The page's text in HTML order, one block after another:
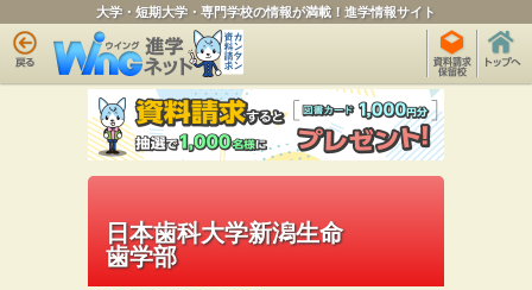
大学・短期大学・専門学校の情報が満載！進学情報サイト
日本歯科大学新潟生命
歯学部